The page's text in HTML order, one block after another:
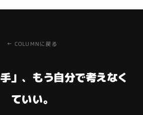
← COLUMNに戻る
」、もう自分で考えなく
ていい。